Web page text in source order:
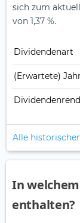
sich zum
von 1,37 %.
Dividendenart
(Erwartete)
Alle
In welchem
enthalten?